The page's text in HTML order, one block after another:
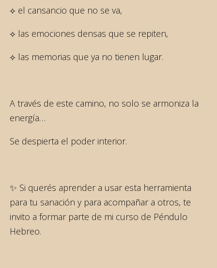
⟡ el cansancio que no se va,
⟡ las emociones densas que se repiten,
⟡ las memorias que ya no tienen lugar.
A través de este camino, no solo se armoniza la
energía…
Se despierta el poder interior.
✨ Si querés aprender a usar esta herramienta
para tu sanación y para acompañar a otros, te
invito a formar parte de mi curso de Péndulo
Hebreo.